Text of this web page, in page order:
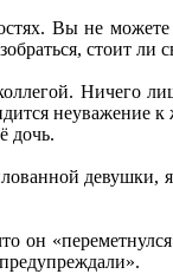
Вы не можете
стоит
Ничего
неуважение
дочь.
он